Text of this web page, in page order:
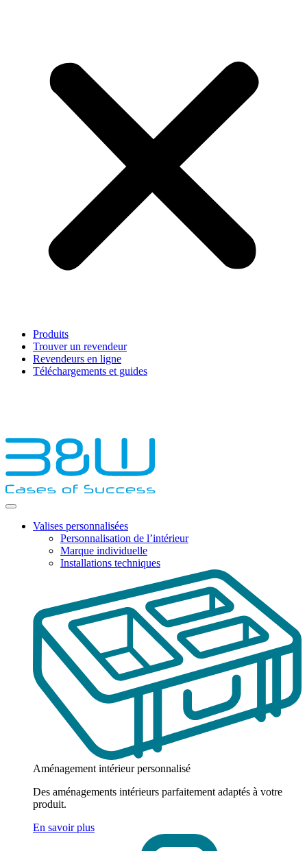
Produits
Trouver un revendeur
Revendeurs en ligne
Téléchargements et guides
Valises personnalisées
Personnalisation de l’intérieur
Marque individuelle
Installations techniques
Aménagement intérieur personnalisé
Des aménagements intérieurs parfaitement adaptés à votre
produit.
En savoir plus